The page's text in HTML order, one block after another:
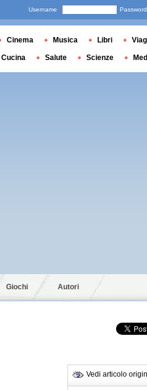
Giochi Autori
Vedi articolo
Username Password
Cinema Musica Libri
Cucina Salute Scienze